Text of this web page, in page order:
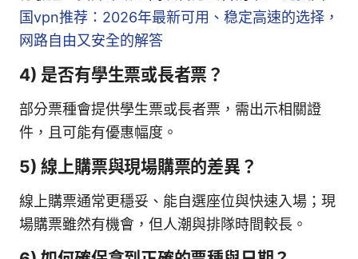
国vpn推荐：2026年最新可用、稳定高速的选择，
网路自由又安全的解答
4) 是否有學生票或長者票？
部分票種會提供學生票或長者票，需出示相關證
件，且可能有優惠幅度。
5) 線上購票與現場購票的差異？
線上購票通常更穩妥、能自選座位與快速入場；現
場購票雖然有機會，但人潮與排隊時間較長。